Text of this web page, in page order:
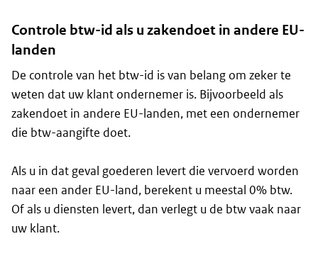
Controle btw-id als u zakendoet in andere EU-
landen
De controle van het btw-id is van belang om zeker te
weten dat uw klant ondernemer is. Bijvoorbeeld als
zakendoet in andere EU-landen, met een ondernemer
die btw-aangifte doet.
Als u in dat geval goederen levert die vervoerd worden
naar een ander EU-land, berekent u meestal 0% btw.
Of als u diensten levert, dan verlegt u de btw vaak naar
uw klant.